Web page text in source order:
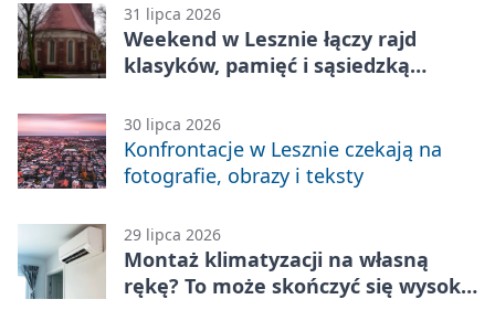
31 lipca 2026
Weekend w Lesznie łączy rajd
klasyków, pamięć i sąsiedzką
30 lipca 2026
Konfrontacje w Lesznie czekają na
fotografie, obrazy i teksty
29 lipca 2026
Montaż klimatyzacji na własną
rękę? To może skończyć się wysoką